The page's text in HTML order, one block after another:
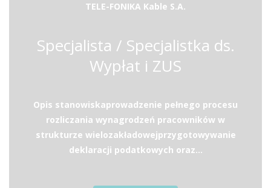
TELE-FONIKA Kable S.A.
Specjalista / Specjalistka ds.
Wypłat i ZUS
Opis stanowiskaprowadzenie pełnego procesu
rozliczania wynagrodzeń pracowników w
strukturze wielozakładowejprzygotowywanie
deklaracji podatkowych oraz...